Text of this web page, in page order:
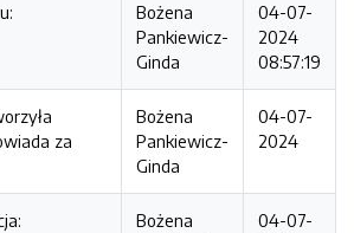
Bożena
Pankiewicz-
Ginda
04-07-
2024
08:57:19
za
Bożena
Pankiewicz-
Ginda
04-07-
2024
Bożena
04-07-